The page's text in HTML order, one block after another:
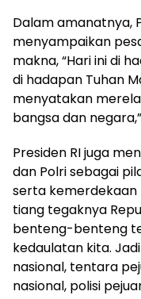
Dalam amanatnya,
menyampaikan
makna, “Hari ini di
di hadapan Tuhan
menyatakan
bangsa dan
Presiden RI juga
dan Polri sebagai
serta kemerdekaan
tiang tegaknya
benteng-benteng
kedaulatan kita.
nasional, tentara
nasional, polisi